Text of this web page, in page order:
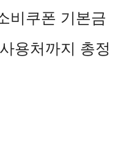
비쿠폰 기본금
용처까지 총정